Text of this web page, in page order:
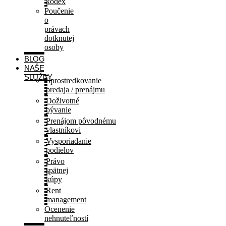
Poučenie
o
právach
dotknutej
osoby
BLOG
NAŠE
SLUŽBYSprostredkovanie
predaja / prenájmu
Doživotné
bývanie
Prenájom pôvodnému
vlastníkovi
Vysporiadanie
podielov
Právo
spätnej
kúpy
Rent
management
Ocenenie
nehnuteľností